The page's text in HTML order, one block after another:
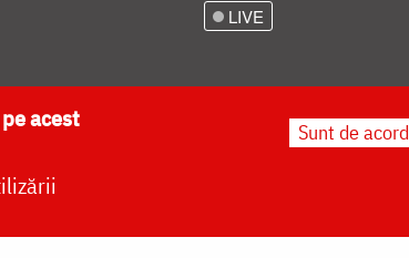
LIVE
acest
Sunt de acord